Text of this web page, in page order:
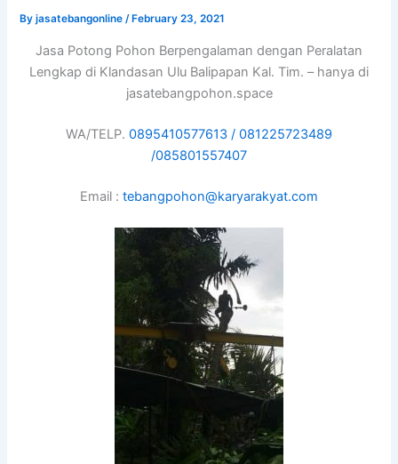
Byjasatebangonline/ February 23, 2021
Jasa Potong Pohon Berpengalaman dengan Peralatan
Lengkap di Klandasan Ulu Balipapan Kal. Tim. – hanya di
jasatebangpohon.space
WA/TELP. 0895410577613 / 081225723489
/085801557407
Email : tebangpohon@karyarakyat.com